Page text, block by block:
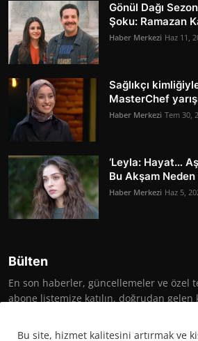
Gönül Dağı
Şoku: Ramazan
Haber Merkezi Haz 11,
Sağlıkçı
MasterChef
Haber Merkezi Tem 30,
‘Leyla: Hayat…
Bu Akşam Neden
Haber Merkezi Haz 5,
Bülten
En son haberler, güncellemeler ve özel
abone listemize katılın, doğrudan gelen
Bu site, hizmet kalitesini artırmak ve